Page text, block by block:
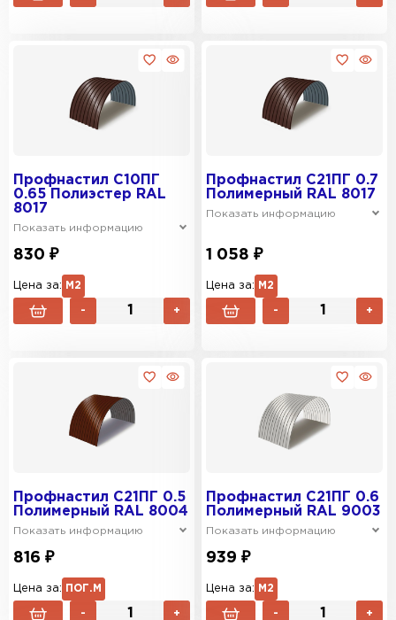
Профнастил C10ПГ
0.65 Полиэстер RAL
8017
Показать информацию
830 ₽
Цена за: М2
- +
Профнастил C21ПГ 0.7
Полимерный RAL 8017
Показать информацию
1 058 ₽
Цена за: М2
- +
Профнастил C21ПГ 0.5
Полимерный RAL 8004
Показать информацию
816 ₽
Цена за: ПОГ.М
- +
Профнастил C21ПГ 0.6
Полимерный RAL 9003
Показать информацию
939 ₽
Цена за: М2
- +